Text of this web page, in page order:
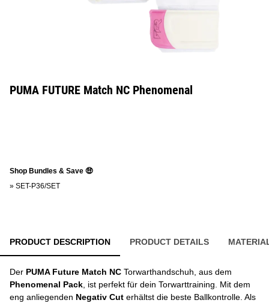
PUMA FUTURE Match NC Phenomenal
Shop Bundles & Save 🤑
» SET-P36/SET
PRODUCT DESCRIPTION PRODUCT DETAILS
Der PUMA Future Match NC Torwarthandschuh, aus dem
Phenomenal Pack , ist perfekt für dein Torwarttraining. Mit dem
eng anliegenden Negativ Cut erhältst die beste Ballkontrolle. Als